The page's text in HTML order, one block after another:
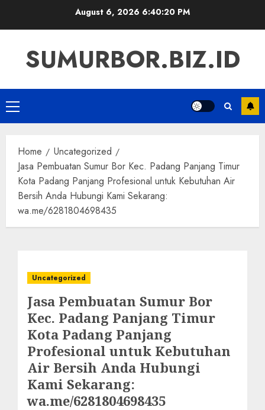
August 6, 20266:40:21 PM
SUMURBOR.BIZ.ID
Primary
Menu
Home
Uncategorized
Jasa Pembuatan Sumur Bor Kec. Padang Panjang Timur
Kota Padang Panjang Profesional untuk Kebutuhan Air
Bersih Anda Hubungi Kami Sekarang:
wa.me/6281804698435
Uncategorized
Jasa Pembuatan Sumur Bor
Kec. Padang Panjang Timur
Kota Padang Panjang
Profesional untuk Kebutuhan
Air Bersih Anda Hubungi
Kami Sekarang:
wa.me/6281804698435